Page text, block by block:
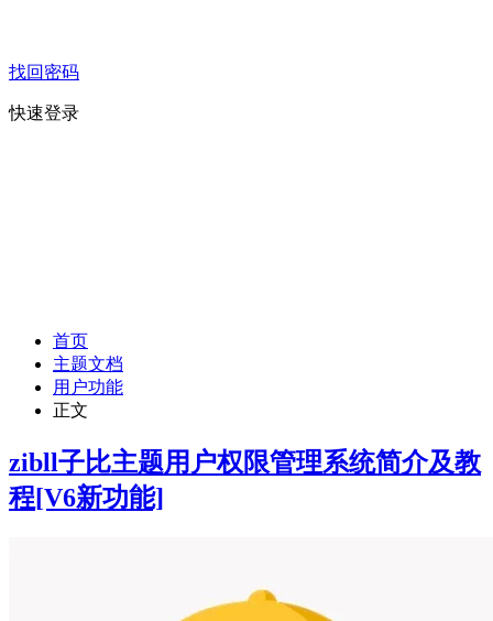
找回密码
快速登录
首页
主题文档
用户功能
正文
zibll子比主题用户权限管理系统简介及教
程[V6新功能]